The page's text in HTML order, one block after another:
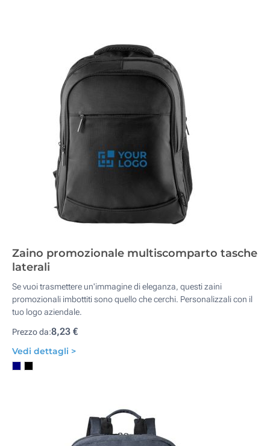
Zaino promozionale multiscomparto tasche
laterali
Se vuoi trasmettere un'immagine di eleganza, questi zaini
promozionali imbottiti sono quello che cerchi. Personalizzali con il
tuo logo aziendale.
Prezzo da:8,23 €
Vedi dettagli >